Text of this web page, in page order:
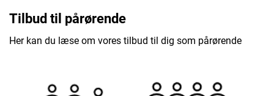
Tilbud til pårørende
Her kan du læse om vores tilbud til dig som pårørende